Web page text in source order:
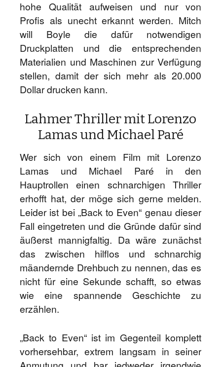
hohe Qualität aufweisen und nur von
Profis als unecht erkannt werden. Mitch
will Boyle die dafür notwendigen
Druckplatten und die entsprechenden
Materialien und Maschinen zur Verfügung
stellen, damit der sich mehr als 20.000
Dollar drucken kann.
Lahmer Thriller mit Lorenzo
Lamas und Michael Paré
Wer sich von einem Film mit Lorenzo
Lamas und Michael Paré in den
Hauptrollen einen schnarchigen Thriller
erhofft hat, der möge sich gerne melden.
Leider ist bei „Back to Even“ genau dieser
Fall eingetreten und die Gründe dafür sind
äußerst mannigfaltig. Da wäre zunächst
das zwischen hilflos und schnarchig
mäandernde Drehbuch zu nennen, das es
nicht für eine Sekunde schafft, so etwas
wie eine spannende Geschichte zu
erzählen.
„Back to Even“ ist im Gegenteil komplett
vorhersehbar, extrem langsam in seiner